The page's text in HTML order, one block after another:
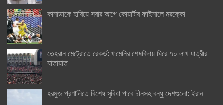
কানাডাকে হারিয়ে সবার আগে কোয়ার্টার ফাইনালে মরক্কো
তেহরান মেট্রোতে রেকর্ড: খামেনির শেষবিদায় ঘিরে ৭০ লাখ যাত্রীর
যাতায়াত
হরমুজ প্রণালিতে বিশেষ সুবিধা পাবে চীনসহ বন্ধু দেশগুলো: ইরান